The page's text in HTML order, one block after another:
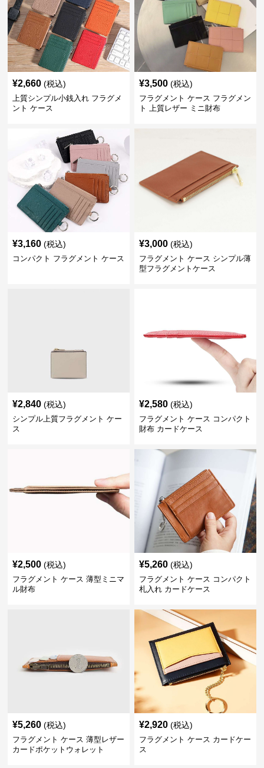
¥2,660 (税込)
上質シンプル小銭入れ フラグメ
ント ケース
¥3,500 (税込)
フラグメント ケース フラグメン
ト 上質レザー ミニ財布
¥3,160 (税込)
コンパクト フラグメント ケース
¥3,000 (税込)
フラグメント ケース シンプル薄
型フラグメントケース
¥2,840 (税込)
シンプル上質フラグメント ケー
ス
¥2,580 (税込)
フラグメント ケース コンパクト
財布 カードケース
¥2,500 (税込)
フラグメント ケース 薄型ミニマ
ル財布
¥5,260 (税込)
フラグメント ケース コンパクト
札入れ カードケース
¥5,260 (税込)
フラグメント ケース 薄型レザー
カードポケットウォレット
¥2,920 (税込)
フラグメント ケース カードケー
ス